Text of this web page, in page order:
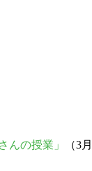
んの授業」
（3